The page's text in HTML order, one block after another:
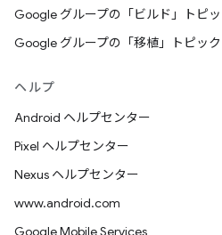
Google グループの「ビルド」トピ
Google グループの「移植」トピック
ヘルプ
Android ヘルプセンター
Pixel ヘルプセンター
Nexus ヘルプセンター
www.android.com
Google Mobile Services